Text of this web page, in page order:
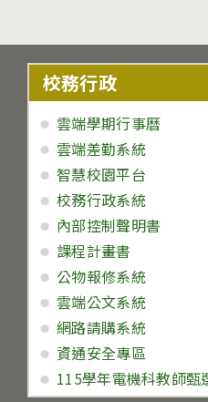
校務行政
雲端學期行事曆
雲端差勤系統
智慧校園平台
校務行政系統
內部控制聲明書
課程計畫書
公物報修系統
雲端公文系統
網路請購系統
資通安全專區
115學年電機科教師甄